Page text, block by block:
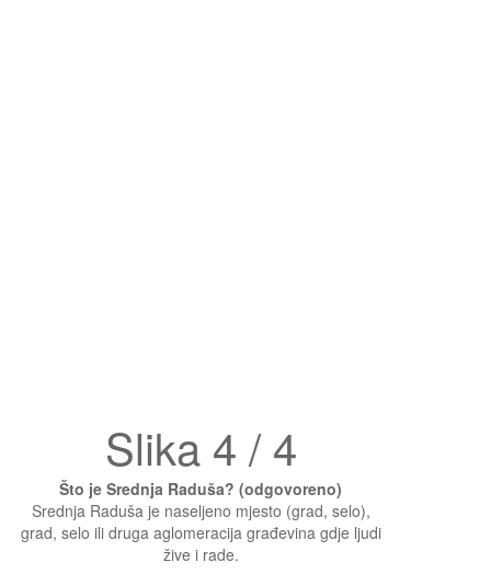
Slika 4 / 4
Što je Srednja Raduša? (odgovoreno)
Srednja Raduša je naseljeno mjesto (grad, selo),
grad, selo ili druga aglomeracija građevina gdje ljudi
žive i rade.